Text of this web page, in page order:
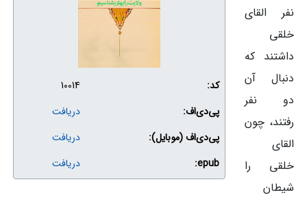
کد:
10014
پی‌دی‌اف:
دریافت
پی‌دی‌اف (موبایل):
دریافت
epub:
دریافت
نفر القای
خلقی
داشتند که
دنبال آن
دو نفر
رفتند، چون
القای
خلقی را
شیطان